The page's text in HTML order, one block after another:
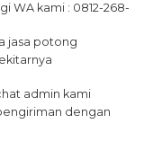
WA kami : 0812-268-
jasa potong
admin kami
dengan